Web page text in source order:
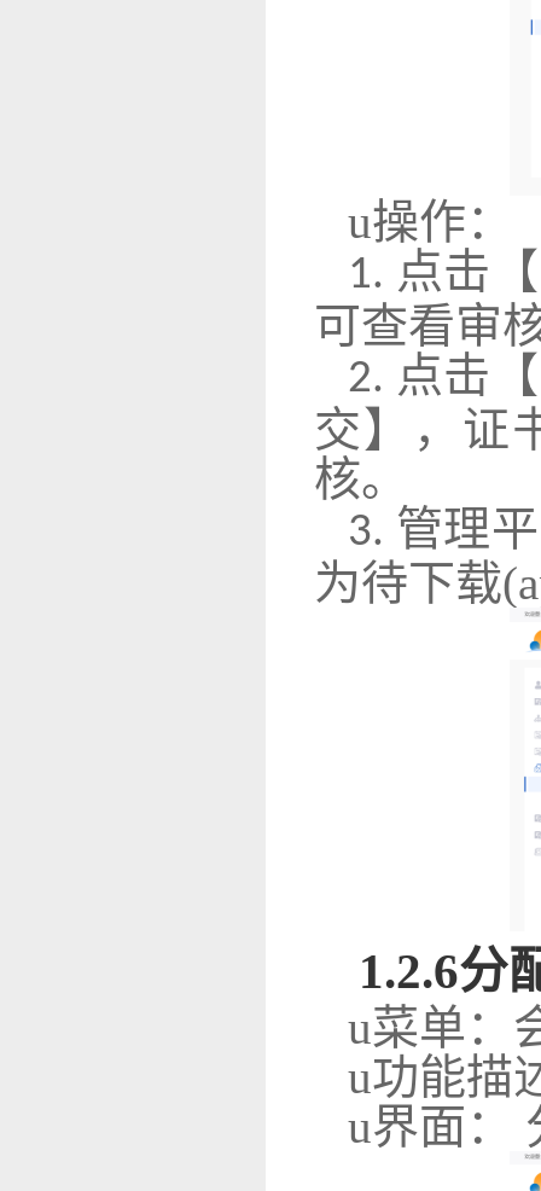
u操作：
1. 点击
可查看审
2. 点击
交】，证
核。
3. 管理
为待下载
1.2.6分
u菜单：
u功能描
u界面：